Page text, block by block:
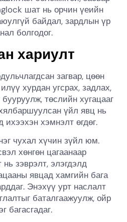
шат нь орчин үеийн
байдал, зардлын үр
болгодог.
хариулт
загвар, цөөн
хурдан угсрах, задлах,
төслийн хугацааг
үйл явц нь
хэмнэлт өгдөг.
чухал хүчин зүйл юм.
хөнгөн цагаанаар
зэврэлт, элэгдэлд
явцад хамгийн бага
Энэхүү урт наслалт
баталгаажуулж, ойр
багасгадаг.